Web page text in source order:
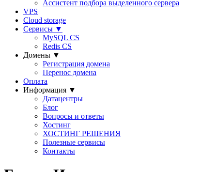
Ассистент подбора выделенного сервера
VPS
Cloud storage
Сервисы ▼
MySQL CS
Redis CS
Домены ▼
Регистрация домена
Перенос домена
Оплата
Информация ▼
Датацентры
Блог
Вопросы и ответы
Хостинг
ХОСТИНГ РЕШЕНИЯ
Полезные сервисы
Контакты